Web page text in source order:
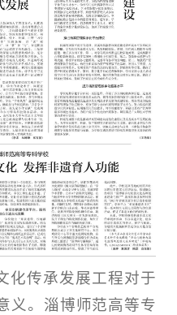
化传承发展工程对于
义。淄博师范高等专